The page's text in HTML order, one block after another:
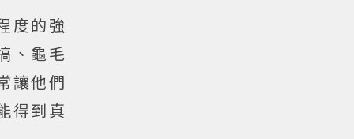
度的強
、龜毛
讓他們
得到真